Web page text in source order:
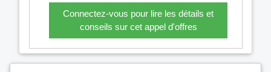
Connectez-vous pour lire les détails et
conseils sur cet appel d'offres